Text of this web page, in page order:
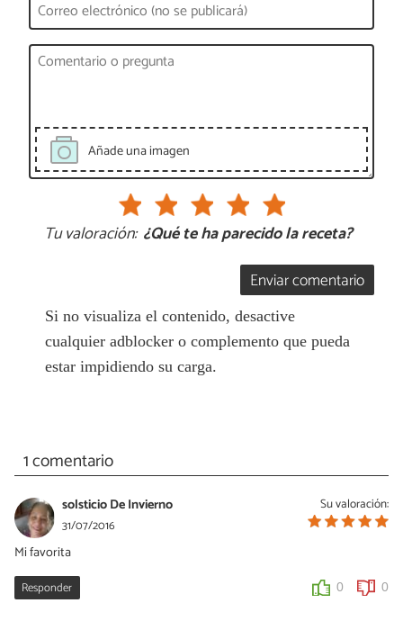
Añade una imagen
Tu valoración: ¿Qué te ha parecido la receta?
Enviar comentario
Si no visualiza el contenido, desactive
cualquier adblocker o complemento que pueda
estar impidiendo su carga.
1 comentario
Su valoración:
solsticio De Invierno
31/07/2016
Mi favorita
Responder 0 0